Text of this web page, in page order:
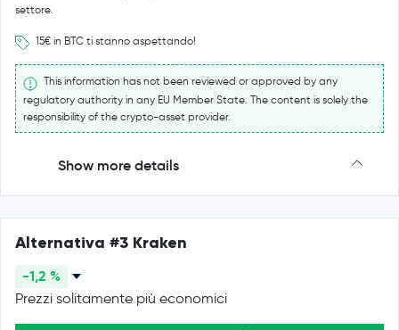
settore.
15€ in BTC ti stanno aspettando!
This information has not been reviewed or approved by any
regulatory authority in any EU Member State. The content is solely the
responsibility of the crypto-asset provider.
Show more details
Alternativa #3 Kraken
-1,2 %
Prezzi solitamente più economici